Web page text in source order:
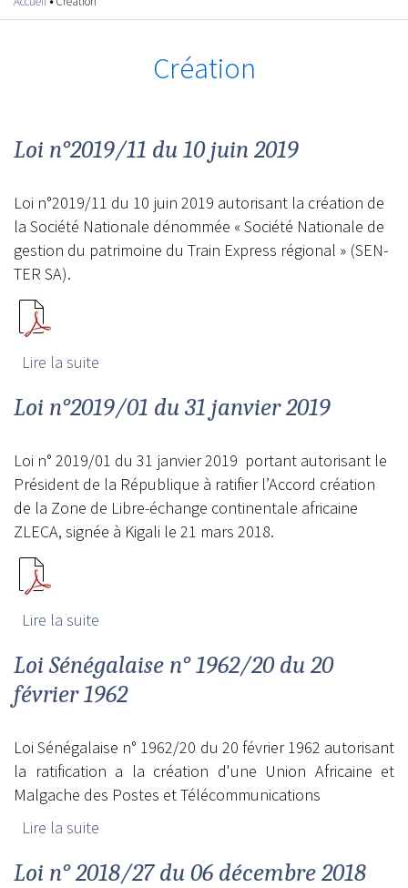
Vous êtes ici
Création
Loi n°2019/11 du 10 juin 2019
Loi n°2019/11 du 10 juin 2019 autorisant la création de
la Société Nationale dénommée « Société Nationale de
gestion du patrimoine du Train Express régional » (SEN-
TER SA).
Lire la suite
Loi n°2019/01 du 31 janvier 2019
Loi n° 2019/01 du 31 janvier 2019 portant autorisant le
Président de la République à ratifier l’Accord création
de la Zone de Libre-échange continentale africaine
ZLECA, signée à Kigali le 21 mars 2018.
Lire la suite
Loi Sénégalaise n° 1962/20 du 20
février 1962
Loi Sénégalaise n° 1962/20 du 20 février 1962 autorisant
la ratification a la création d'une Union Africaine et
Malgache des Postes et Télécommunications
Lire la suite
Loi n° 2018/27 du 06 décembre 2018